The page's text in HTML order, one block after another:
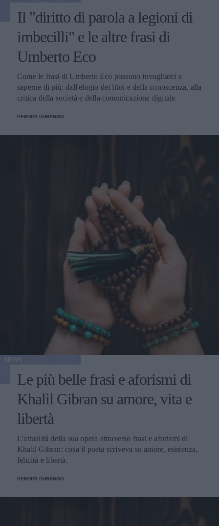
Il "diritto di parola a legioni di
imbecilli" e le altre frasi di
Umberto Eco
Come le frasi di Umberto Eco possono invogliarci a
saperne di più: dall'elogio dei libri e della conoscenza, alla
critica della società e della comunicazione digitale.
PERDITA DURANGO
Le più belle frasi e aforismi di
Khalil Gibran su amore, vita e
libertà
L'attualità della sua opera attraverso frasi e aforismi di
Khalil Gibran: cosa il poeta scriveva su amore, esistenza,
felicità e libertà.
PERDITA DURANGO